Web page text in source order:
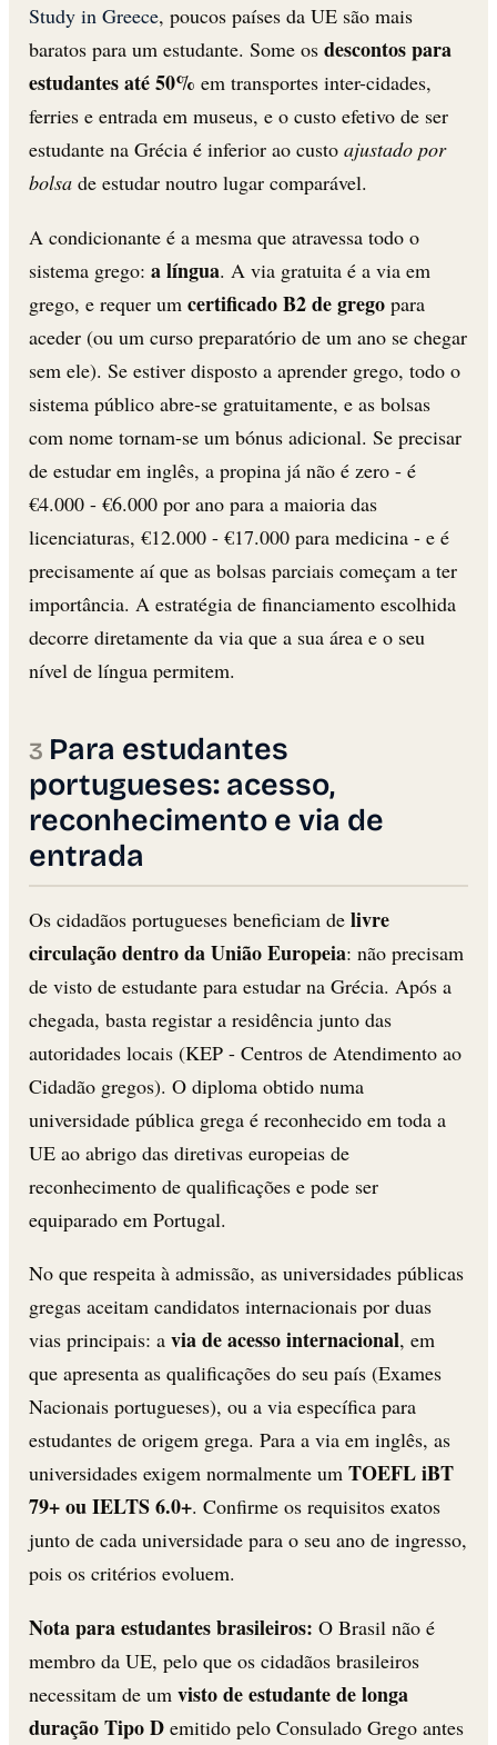
Study in Greece, poucos países da UE são mais
baratos para um estudante. Some os descontos para
estudantes até 50% em transportes inter-cidades,
ferries e entrada em museus, e o custo efetivo de ser
estudante na Grécia é inferior ao custo ajustado por
bolsa de estudar noutro lugar comparável.
A condicionante é a mesma que atravessa todo o
sistema grego: a língua. A via gratuita é a via em
grego, e requer um certificado B2 de grego para
aceder (ou um curso preparatório de um ano se chegar
sem ele). Se estiver disposto a aprender grego, todo o
sistema público abre-se gratuitamente, e as bolsas
com nome tornam-se um bónus adicional. Se precisar
de estudar em inglês, a propina já não é zero - é
€4.000 - €6.000 por ano para a maioria das
licenciaturas, €12.000 - €17.000 para medicina - e é
precisamente aí que as bolsas parciais começam a ter
importância. A estratégia de financiamento escolhida
decorre diretamente da via que a sua área e o seu
nível de língua permitem.
Para estudantes
portugueses: acesso,
reconhecimento e via de
entrada
Os cidadãos portugueses beneficiam de livre
circulação dentro da União Europeia: não precisam
de visto de estudante para estudar na Grécia. Após a
chegada, basta registar a residência junto das
autoridades locais (KEP - Centros de Atendimento ao
Cidadão gregos). O diploma obtido numa
universidade pública grega é reconhecido em toda a
UE ao abrigo das diretivas europeias de
reconhecimento de qualificações e pode ser
equiparado em Portugal.
No que respeita à admissão, as universidades públicas
gregas aceitam candidatos internacionais por duas
vias principais: a via de acesso internacional, em
que apresenta as qualificações do seu país (Exames
Nacionais portugueses), ou a via específica para
estudantes de origem grega. Para a via em inglês, as
universidades exigem normalmente um TOEFL iBT
79+ ou IELTS 6.0+. Confirme os requisitos exatos
junto de cada universidade para o seu ano de ingresso,
pois os critérios evoluem.
Nota para estudantes brasileiros: O Brasil não é
membro da UE, pelo que os cidadãos brasileiros
necessitam de um visto de estudante de longa
duração Tipo D emitido pelo Consulado Grego antes